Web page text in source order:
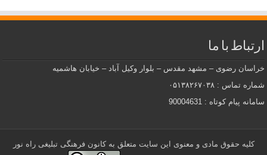
ارتباط با ما
خراسان رضوی – مشهد مقدس – بلوار وکیل آباد – خیابان هاشمیه
شماره تماس : ۰۵۱۳۸۲۶۷۰۳۸
سامانه پیام کوتاه : 90004631
کلیه حقوق مادی و معنوی این سایت متعلق به کانون فرهنگی تبلیغی راه نور